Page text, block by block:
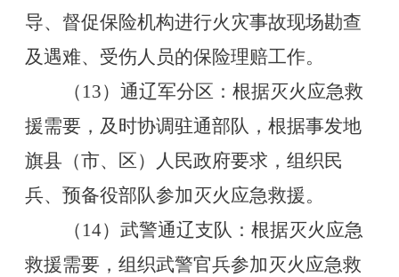
导、督促保险机构进行火灾事故现场勘查
及遇难、受伤人员的保险理赔工作。
（ 13）通辽军分区：根据灭火应急救
援需要，及时协调驻通部队，根据事发地
旗县（市、区）人民政府要求，组织民
兵、预备役部队参加灭火应急救援。
（ 14）武警通辽支队：根据灭火应急
救援需要，组织武警官兵参加灭火应急救